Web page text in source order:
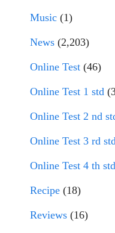
Music (1)
News (2,203)
Online Test (46)
Online Test 1 std
Online Test 2 nd
Online Test 3 rd
Online Test 4 th std
Recipe (18)
Reviews (16)